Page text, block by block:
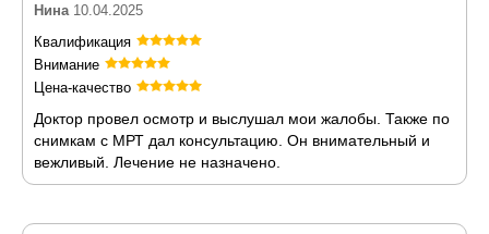
Нина 10.04.2025
Квалификация
Внимание
Цена-качество
Доктор провел осмотр и выслушал мои жалобы. Также по
снимкам с МРТ дал консультацию. Он внимательный и
вежливый. Лечение не назначено.